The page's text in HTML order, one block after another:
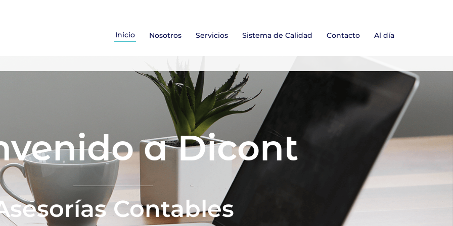
Inicio Nosotros Servicios Sistema de Calidad Contacto Al día
a Dicont
Contables